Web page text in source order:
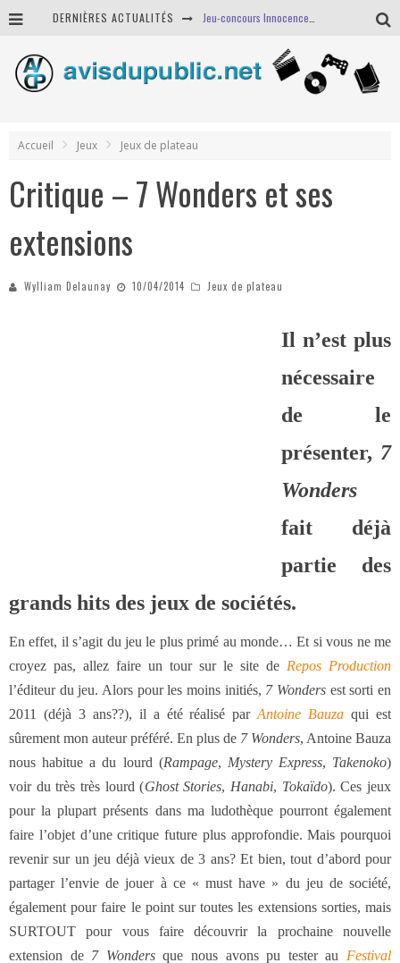
DERNIÈRES ACTUALITÉS
Lumière sur Benzzi
Jeu-concours Dementia - des Pass VOD à gagner !
Accueil
Jeux Jeux de plateau
Critique – 7 Wonders et ses
extensions
Wylliam Delaunay 10/04/2014 Jeux de plateau
Il n’est plus
nécessaire
de le
présenter, 7
Wonders
fait déjà
partie des
grands hits des jeux de sociétés.
En effet, il s’agit du jeu le plus primé au monde… Et si vous ne me
croyez pas, allez faire un tour sur le site de Repos Production
l’éditeur du jeu. Alors pour les moins initiés, 7 Wonders est sorti en
2011 (déjà 3 ans??), il a été réalisé parAntoine Bauza qui est
sûrement mon auteur préféré. En plus de 7 Wonders, Antoine Bauza
nous habitue a du lourd (Rampage, Mystery Express, Takenoko)
voir du très très lourd (Ghost Stories, Hanabi, Tokaïdo). Ces jeux
pour la plupart présents dans ma ludothèque pourront également
faire l’objet d’une critique future plus approfondie. Mais pourquoi
revenir sur un jeu déjà vieux de 3 ans? Et bien, tout d’abord pour
partager l’envie de jouer à ce « must have » du jeu de société,
également pour faire le point sur toutes les extensions sorties, mais
SURTOUT pour vous faire découvrir la prochaine nouvelle
extension de 7 Wondersque nous avons pu tester au Festival